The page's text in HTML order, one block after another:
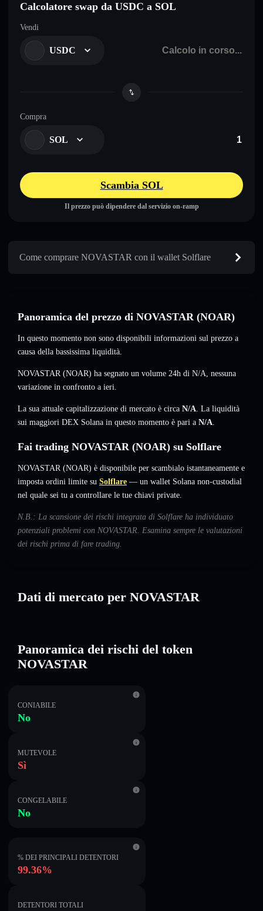
Calcolatore swap da USDC a SOL
Vendi
USDC
Compra
SOL
Scambia SOL
Il prezzo può dipendere dal servizio on-ramp
Come comprare NOVASTAR con il wallet Solflare
Panoramica del prezzo di NOVASTAR (NOAR)
In questo momento non sono disponibili informazioni sul prezzo a
causa della bassissima liquidità.
NOVASTAR (NOAR) ha segnato un volume 24h di N/A, nessuna
variazione in confronto a ieri.
La sua attuale capitalizzazione di mercato è circa N/A. La liquidità
sui maggiori DEX Solana in questo momento è pari a N/A.
Fai trading NOVASTAR (NOAR) su Solflare
NOVASTAR (NOAR) è disponibile per scambialo istantaneamente e
imposta ordini limite su Solflare — un wallet Solana non-custodial
nel quale sei tu a controllare le tue chiavi private.
N.B.: La scansione dei rischi integrata di Solflare ha individuato
potenziali problemi con NOVASTAR. Esamina sempre le valutazioni
dei rischi prima di fare trading.
Dati di mercato per NOVASTAR
Panoramica dei rischi del token
NOVASTAR
CONIABILE
No
MUTEVOLE
Sì
CONGELABILE
No
% DEI PRINCIPALI DETENTORI
99.36%
DETENTORI TOTALI